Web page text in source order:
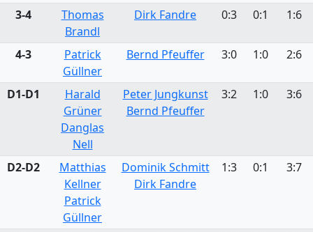
3-4
Thomas
Brandl
Dirk Fandre 0:3 0:1 1:6
4-3
Patrick
Güllner
Bernd Pfeuffer 3:0 1:0 2:6
D1-D1
Harald
Grüner
Danglas
Nell
Peter Jungkunst
Bernd Pfeuffer
3:2 1:0 3:6
D2-D2
Matthias
Kellner
Patrick
Güllner
Dominik Schmitt
Dirk Fandre
1:3 0:1 3:7